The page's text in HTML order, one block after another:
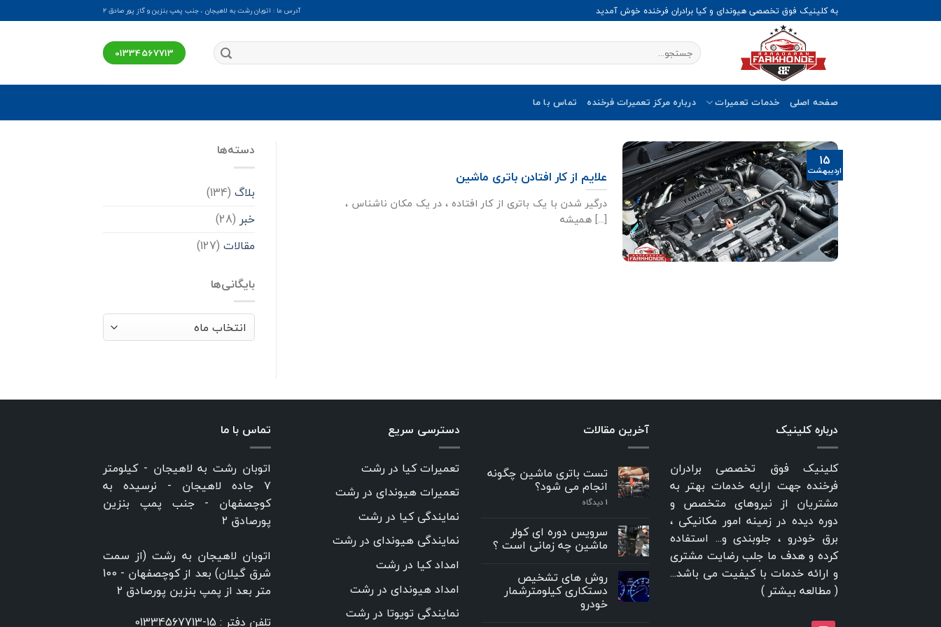
to
به کلینیک فوق تخصصی هیوندای و کیا برادران فرخنده خوش آمدید آدرس ما : اتوبان رشت به لاهیجان ، جنب پمپ بنزین و گاز پور صادق ۲
01334567713
صفحه اصلی خدمات تعمیرات درباره مرکز تعمیرات فرخنده تماس با ما
علایم از کار افتادن باتری ماشین
درگیر شدن با یک باتری از کار افتاده ، در یک مکان ناشناس ،
همیشه [...]
15
اردیبهشت
دسته‌ها
بلاگ (134)
خبر (28)
مقالات (127)
بایگانی‌ها
بایگانی‌ها
درباره کلینیک
کلینیک فوق تخصصی برادران
فرخنده جهت ارایه خدمات بهتر به
مشتریان از نیروهای متخصص و
دوره دیده در زمینه امور مکانیکی ،
برق خودرو ، جلوبندی و... استفاده
کرده و هدف ما جلب رضایت مشتری
و ارائه خدمات با کیفیت می باشد...
( مطالعه بیشتر )
آخرین مقالات
تست باتری ماشین چگونه
انجام می شود؟
۱ دیدگاه
سرویس دوره ای کولر
ماشین چه زمانی است ؟
روش های تشخیص
دستکاری کیلومترشمار
خودرو
دسترسی سریع
تعمیرات کیا در رشت
تعمیرات هیوندای در رشت
نمایندگی کیا در رشت
نمایندگی هیوندای در رشت
امداد کیا در رشت
امداد هیوندای در رشت
نمایندگی تویوتا در رشت
تماس با ما
اتوبان رشت به لاهیجان - کیلومتر
۷ جاده لاهیجان - نرسیده به
کوچصفهان - جنب پمپ بنزین
پورصادق ۲
اتوبان لاهیجان به رشت (از سمت
شرق گیلان) بعد از کوچصفهان - 100
متر بعد از پمپ بنزین پورصادق ۲
تلفن دفتر : 15-01334567713